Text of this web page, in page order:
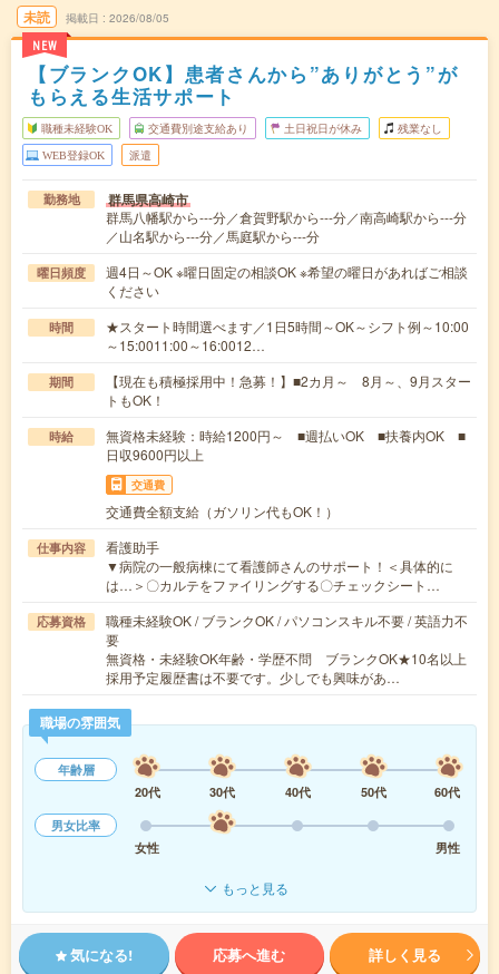
未読
NEW
掲載日 2026/08/05
【ブランクOK】患者さんから”ありがとう”が
もらえる生活サポート
職種未経験OK 交通費別途支給あり 土日祝日が休み 残業なし
WEB登録OK 派遣
勤務地 群馬県高崎市
群馬八幡駅から---分／倉賀野駅から---分／南高崎駅から---分
／山名駅から---分／馬庭駅から---分
曜日頻度
週4日～OK ※曜日固定の相談OK ※希望の曜日があればご相談
ください
時間
★スタート時間選べます／1日5時間～OK～シフト例～10:00
～15:0011:00～16:0012…
期間
【現在も積極採用中！急募！】■2カ月～ 8月～、9月スター
トもOK！
時給
無資格未経験：時給1200円～ ■週払いOK ■扶養内OK ■
日収9600円以上
交通費
交通費全額支給（ガソリン代もOK！）
仕事内容
看護助手
▼病院の一般病棟にて看護師さんのサポート！＜具体的に
は…＞〇カルテをファイリングする〇チェックシート…
応募資格
職種未経験OK / ブランクOK / パソコンスキル不要 / 英語力不
要
無資格・未経験OK年齢・学歴不問 ブランクOK★10名以上
採用予定履歴書は不要です。少しでも興味があ…
職場の雰囲気
年齢層
20代
30代 40代 50代
60代
男女比率
女性
男性
もっと見る
気になる! 応募へ進む 詳しく見る